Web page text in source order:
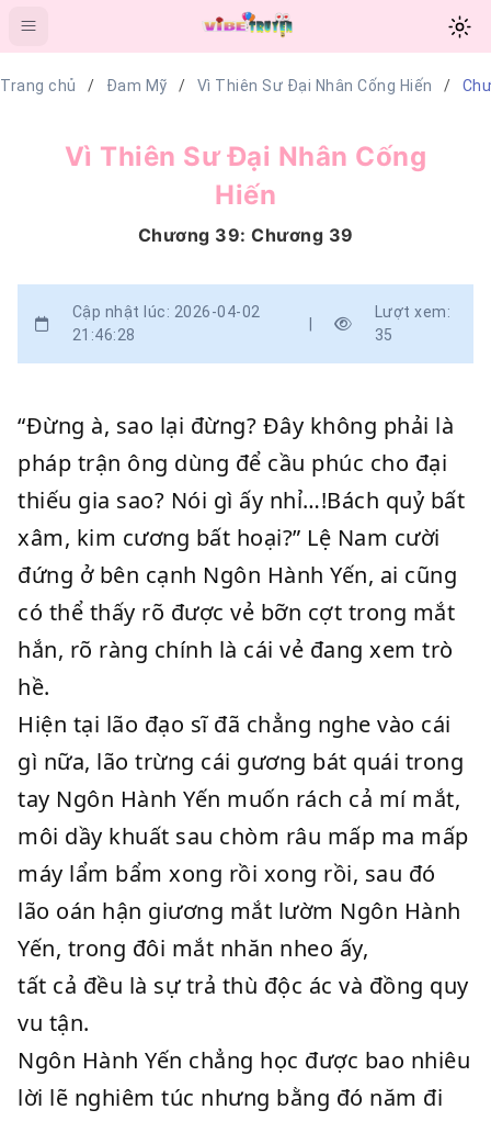
Trang chủ Đam Mỹ Vì Thiên Sư Đại Nhân Cống Hiến
Vì Thiên Sư Đại Nhân Cống
Hiến
Chương 39: Chương 39
Cập nhật lúc: 2026-04-02
21:46:28
|
Lượt xem:
35
“Đừng à, sao lại đừng? Đây không phải là
pháp trận ông dùng để cầu phúc cho đại
thiếu gia sao? Nói gì ấy nhỉ…!Bách quỷ bất
xâm, kim cương bất hoại?” Lệ Nam cười
đứng ở bên cạnh Ngôn Hành Yến, ai cũng
có thể thấy rõ được vẻ bỡn cợt trong mắt
hắn, rõ ràng chính là cái vẻ đang xem trò
hề.
Hiện tại lão đạo sĩ đã chẳng nghe vào cái
gì nữa, lão trừng cái gương bát quái trong
tay Ngôn Hành Yến muốn rách cả mí mắt,
môi dầy khuất sau chòm râu mấp ma mấp
máy lẩm bẩm xong rồi xong rồi, sau đó
lão oán hận giương mắt lườm Ngôn Hành
Yến, trong đôi mắt nhăn nheo ấy,
tất cả đều là sự trả thù độc ác và đồng quy
vu tận.
Ngôn Hành Yến chẳng học được bao nhiêu
lời lẽ nghiêm túc nhưng bằng đó năm đi